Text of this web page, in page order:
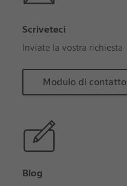
Scriveteci
Inviate la vostra richiesta
Modulo di contatto
Blog